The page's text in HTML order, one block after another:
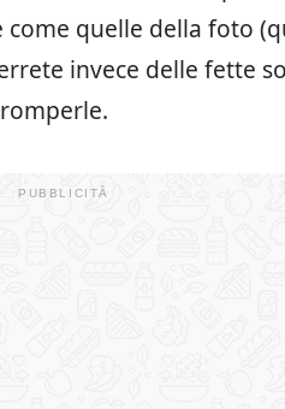
quelle della foto
invece delle fette